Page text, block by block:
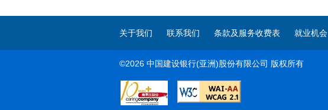
关于我们 联系我们 条款及服务收费表 就业机会
©2026 中国建设银行(亚洲)股份有限公司 版权所有